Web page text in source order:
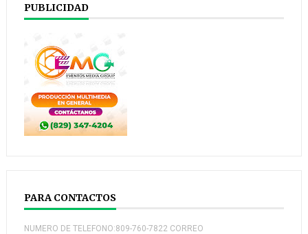
PUBLICIDAD
PARA CONTACTOS
NUMERO DE TELEFONO:809-760-7822 CORREO